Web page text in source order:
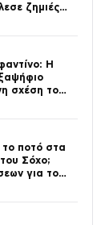
ζημιές
Η
σχέση του
το ποτό στα
Σόχο;
για το